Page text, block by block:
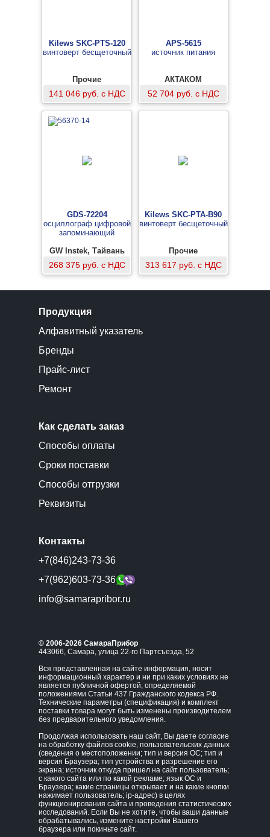
Kilews SKC-PTS-120
винтоверт бесщеточный
Прочие
141 046 руб. с НДС
APS-5615
источник питания
АКТАКОМ
52 704 руб. с НДС
GDS-72204
осциллограф цифровой
запоминающий
GW Instek, Тайвань
268 375 руб. с НДС
Kilews SKC-PTA-B90
винтоверт бесщеточный
Прочие
313 617 руб. с НДС
Продукция
Алфавитный указатель
Бренды
Прайс-лист
Ремонт
Как сделать заказ
Способы оплаты
Сроки поставки
Способы отгрузки
Реквизиты
Контакты
+7(846)243-73-36
+7(962)603-73-36
info@samarapribor.ru
© 2006-2026 СамараПрибор
443066, Самара, улица 22-го Партсъезда, 52
Вся представленная на сайте информация, носит
информационный характер и ни при каких условиях не
является публичной офертой, определяемой
положениями Статьи 437 Гражданского кодекса РФ.
Технические параметры (спецификация) и комплект
поставки товара могут быть изменены производителем
без предварительного уведомления.
Продолжая использовать наш сайт, Вы даете согласие
на обработку файлов cookie, пользовательских данных
(сведения о местоположении; тип и версия ОС; тип и
версия Браузера; тип устройства и разрешение его
экрана; источник откуда пришел на сайт пользователь;
с какого сайта или по какой рекламе; язык ОС и
Браузера; какие страницы открывает и на какие кнопки
нажимает пользователь; ip-адрес) в целях
функционирования сайта и проведения статистических
исследований. Если Вы не хотите, чтобы ваши данные
обрабатывались, измените настройки Вашего
браузера или покиньте сайт.